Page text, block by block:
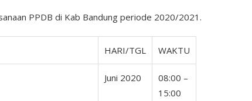
PPDB di Kab Bandung periode 2020/2021.
HARI/TGL WAKTU
Juni 2020
08:00 –
15:00